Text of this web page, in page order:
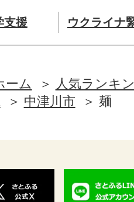
支援 ウクライナ
ーム
人気ランキ
中津川市 麺